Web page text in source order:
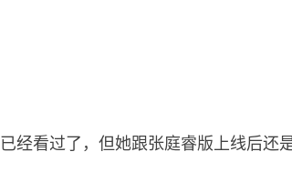
经看过了，但她跟张庭睿版上线后还